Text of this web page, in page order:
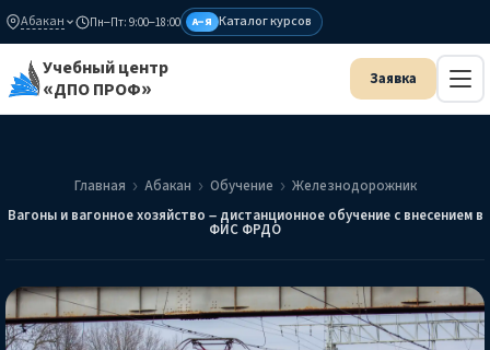
Абакан Пн–Пт: 9:00–18:00 А–Я Каталог курсов
Учебный центр
«ДПО ПРОФ»
Главная Абакан Обучение
Железнодорожник
Вагоны и вагонное хозяйство – дистанционное обучение с внесением в
ФИС ФРДО